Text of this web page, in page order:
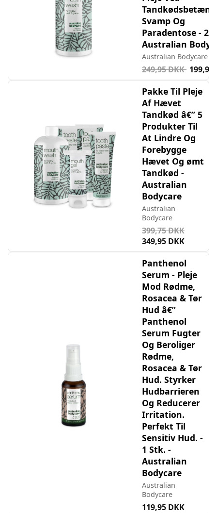
Svamp Og
Paradentose - 2
Australian
Australian Bodycare
249,95 DKK 199,95
Pakke Til Pleje
Af Hævet
Tandkød â€” 5
Produkter Til
At Lindre Og
Forebygge
Hævet Og ømt
Tandkød -
Australian
Bodycare
Australian
Bodycare
399,75 DKK
349,95 DKK
Panthenol
Serum - Pleje
Mod Rødme,
Rosacea & Tør
Hud â€”
Panthenol
Serum Fugter
Og Beroliger
Rødme,
Rosacea & Tør
Hud. Styrker
Hudbarrieren
Og Reducerer
Irritation.
Perfekt Til
Sensitiv Hud. -
1 Stk. -
Australian
Bodycare
Australian
Bodycare
119,95 DKK